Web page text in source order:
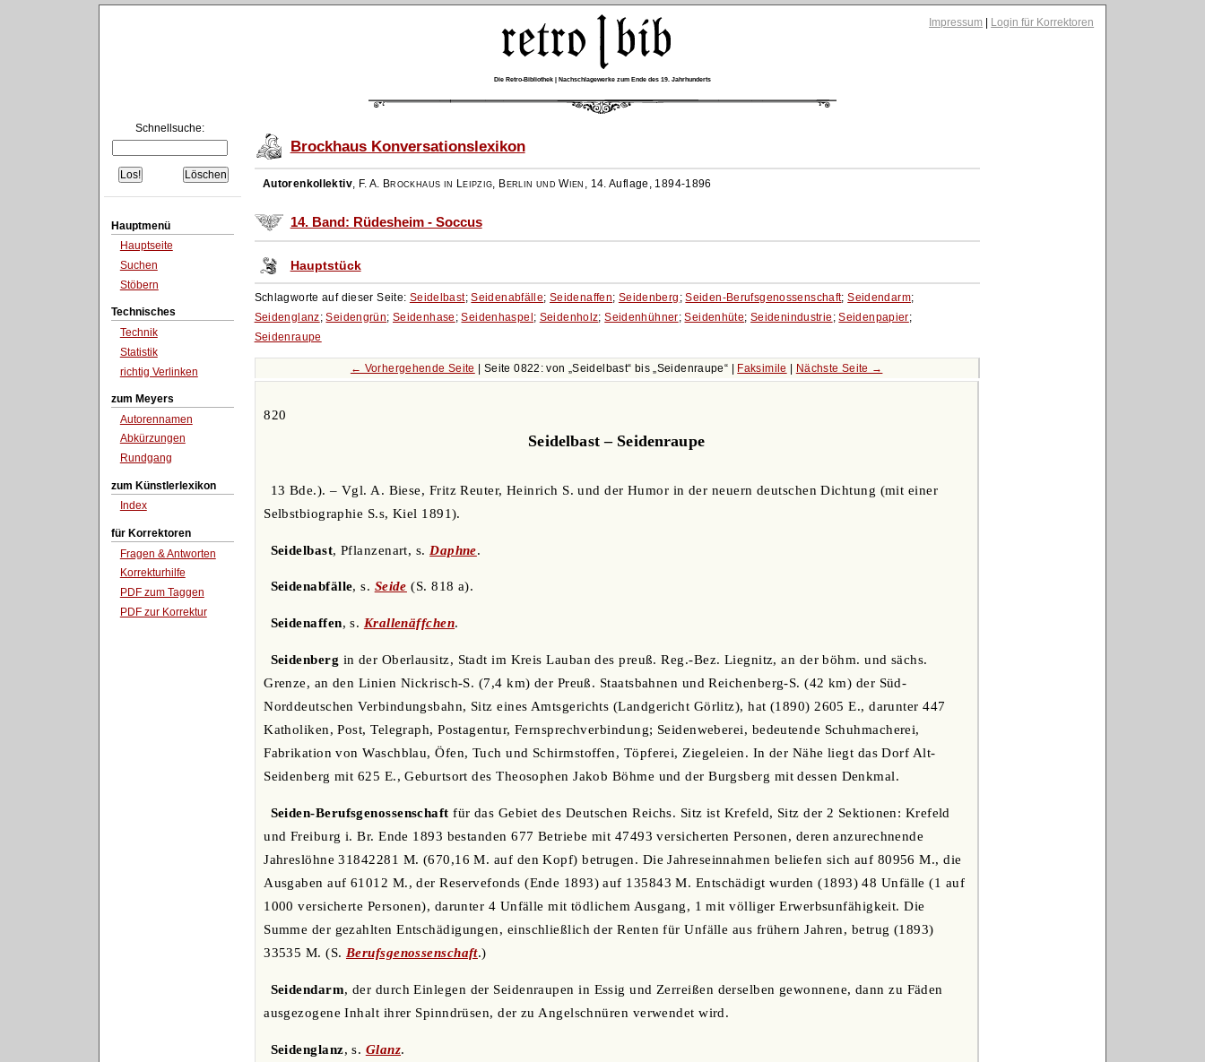
Impressum Login für Korrektoren
Die Retro-Bibliothek | Nachschlagewerke zum Ende des 19. Jahrhunderts
Schnellsuche:
Hauptmenü
Hauptseite
Suchen
Stöbern
Technisches
Technik
Statistik
richtig Verlinken
zum Meyers
Autorennamen
Abkürzungen
Rundgang
zum Künstlerlexikon
Index
für Korrektoren
Fragen & Antworten
Korrekturhilfe
PDF zum Taggen
PDF zur Korrektur
Brockhaus Konversationslexikon
Autorenkollektiv, F. A. Brockhaus in Leipzig, Berlin und Wien , 14. Auflage, 1894-1896
14. Band: Rüdesheim - Soccus
Hauptstück
Schlagworte auf dieser Seite: Seidelbast;Seidenabfälle; Seidenaffen; Seidenberg ;Seiden-Berufsgenossenschaft;Seidendarm;
Seidenglanz;Seidengrün; Seidenhase ;Seidenhaspel; Seidenholz;Seidenhühner;Seidenhüte; Seidenindustrie ;Seidenpapier;
Seidenraupe
← Vorhergehende Seite | Seite 0822: von Seidelbast bis Seidenraupe Faksimile Nächste Seite →
820
Seidelbast – Seidenraupe
13 Bde.). – Vgl. A. Biese, Fritz Reuter, Heinrich S. und der Humor in der neuern deutschen Dichtung (mit einer
Selbstbiographie S.s, Kiel 1891).
Seidelbast, Pflanzenart, s. Daphne.
Seidenabfälle, s. Seide (S. 818 a).
Seidenaffen, s. Krallenäffchen.
Seidenberg in der Oberlausitz, Stadt im Kreis Lauban des preuß. Reg.-Bez. Liegnitz, an der böhm. und sächs.
Grenze, an den Linien Nickrisch-S. (7,4 km) der Preuß. Staatsbahnen und Reichenberg-S. (42 km) der Süd-
Norddeutschen Verbindungsbahn, Sitz eines Amtsgerichts (Landgericht Görlitz), hat (1890) 2605 E., darunter 447
Katholiken, Post, Telegraph, Postagentur, Fernsprechverbindung; Seidenweberei, bedeutende Schuhmacherei,
Fabrikation von Waschblau, Öfen, Tuch und Schirmstoffen, Töpferei, Ziegeleien. In der Nähe liegt das Dorf Alt-
Seidenberg mit 625 E., Geburtsort des Theosophen Jakob Böhme und der Burgsberg mit dessen Denkmal.
Seiden-Berufsgenossenschaft für das Gebiet des Deutschen Reichs. Sitz ist Krefeld, Sitz der 2 Sektionen: Krefeld
und Freiburg i. Br. Ende 1893 bestanden 677 Betriebe mit 47493 versicherten Personen, deren anzurechnende
Jahreslöhne 31842281 M. (670,16 M. auf den Kopf) betrugen. Die Jahreseinnahmen beliefen sich auf 80956 M., die
Ausgaben auf 61012 M., der Reservefonds (Ende 1893) auf 135843 M. Entschädigt wurden (1893) 48 Unfälle (1 auf
1000 versicherte Personen), darunter 4 Unfälle mit tödlichem Ausgang, 1 mit völliger Erwerbsunfähigkeit. Die
Summe der gezahlten Entschädigungen, einschließlich der Renten für Unfälle aus frühern Jahren, betrug (1893)
33535 M. (S. Berufsgenossenschaft.)
Seidendarm, der durch Einlegen der Seidenraupen in Essig und Zerreißen derselben gewonnene, dann zu Fäden
ausgezogene Inhalt ihrer Spinndrüsen, der zu Angelschnüren verwendet wird.
Seidenglanz, s. Glanz.